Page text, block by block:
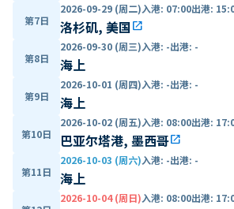
第7日
2026-09-29 (周二)入港: 07:00出港:
洛杉矶, 美国open_in_new
第8日
2026-09-30 (周三)入港: -出港: -
海上
第9日
2026-10-01 (周四)入港: -出港: -
海上
第10日
2026-10-02 (周五)入港: 08:00出港:
巴亚尔塔港, 墨西哥open_in_new
第11日
2026-10-03 (周六)入港: -出港: -
海上
2026-10-04 (周日)入港: 08:00出港: